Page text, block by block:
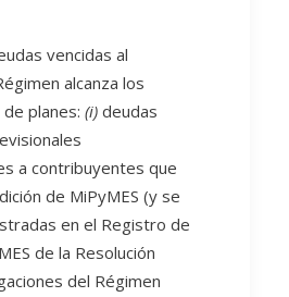
vencidas al
alcanza los
planes: (i) deudas
a contribuyentes que
de MiPyMES (y se
en el Registro de
de la Resolución
del Régimen